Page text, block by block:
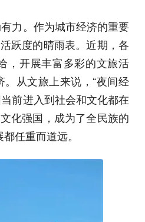
力。作为城市经济的重要
跃度的晴雨表。近期，各
，开展丰富多彩的文旅活
从文旅上来说，“夜间经
前进入到社会和文化都在
化强国，成为了全民族的
任重而道远。